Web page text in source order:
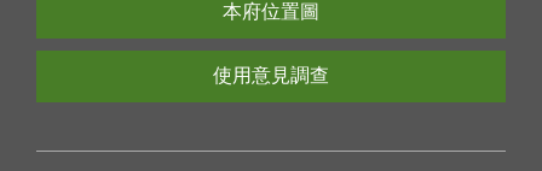
本府位置圖
使用意見調查